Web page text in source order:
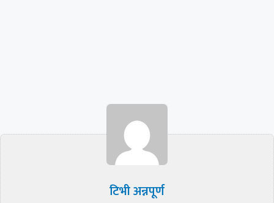
टिभी अन्नपूर्ण